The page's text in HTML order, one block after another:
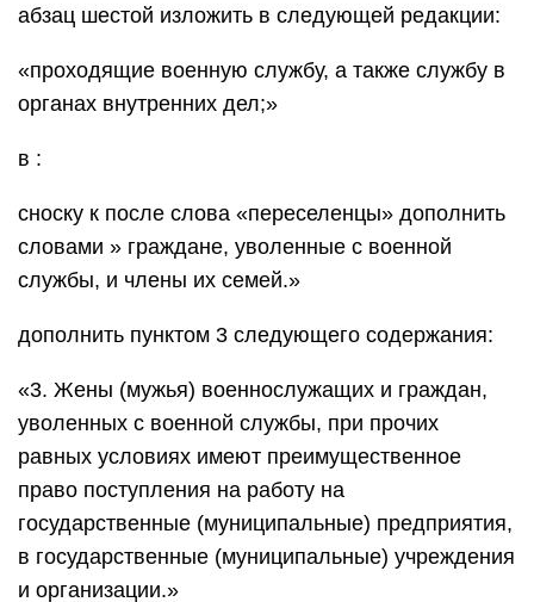
абзац шестой изложить в следующей редакции:
«проходящие военную службу, а также службу в
органах внутренних дел;»
в :
сноску к после слова «переселенцы» дополнить
словами » граждане, уволенные с военной
службы, и члены их семей.»
дополнить пунктом 3 следующего содержания:
«3. Жены (мужья) военнослужащих и граждан,
уволенных с военной службы, при прочих
равных условиях имеют преимущественное
право поступления на работу на
государственные (муниципальные) предприятия,
в государственные (муниципальные) учреждения
и организации.»